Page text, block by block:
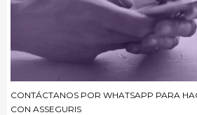
CONTÁCTANOS POR WHATSAPP PARA
CON ASSEGURIS